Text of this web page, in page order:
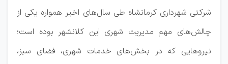
شرکتی شهرداری کرمانشاه طی سال‌های اخیر همواره یکی از
چالش‌های مهم مدیریت شهری این کلانشهر بوده است؛
نیروهایی که در بخش‌های خدمات شهری، فضای سبز،